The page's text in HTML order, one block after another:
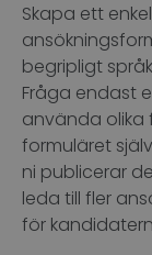
Skapa ett
begripligt
Fråga endast
använda
formuläret
ni publicerar
leda till fler
för